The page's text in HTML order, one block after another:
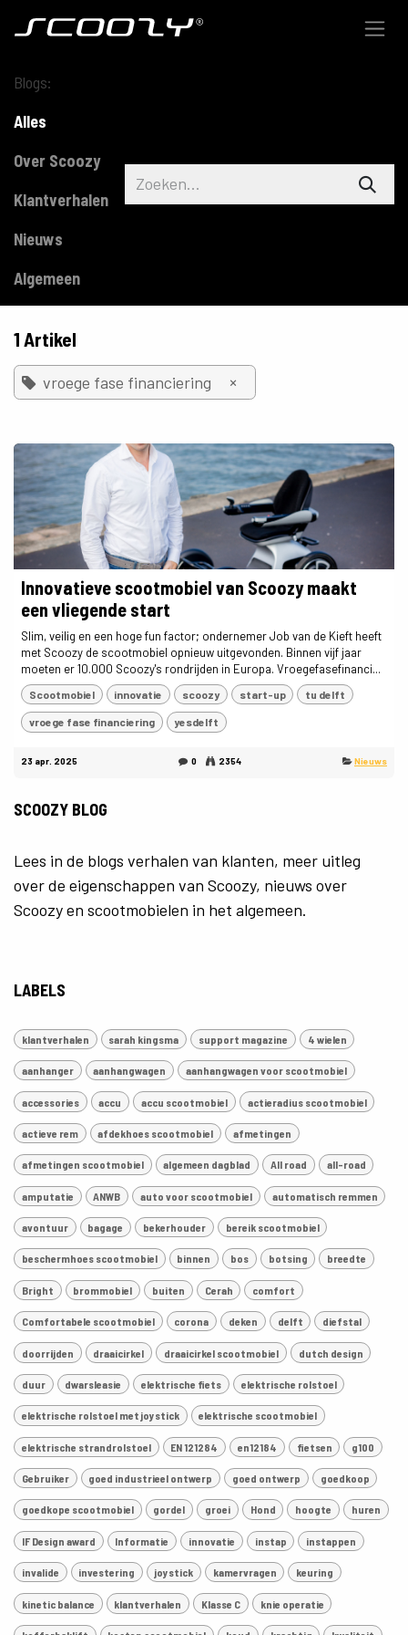
Blogs:
Alles
Over Scoozy
Klantverhalen
Nieuws
Algemeen
1 Artikel
vroege fase financiering ×
Innovatieve scootmobiel van Scoozy maakt
een vliegende start
Slim, veilig en een hoge fun factor; ondernemer Job van de Kieft heeft
met Scoozy de scootmobiel opnieuw uitgevonden. Binnen vijf jaar
moeten er 10.000 Scoozy's rondrijden in Europa. Vroegefasefinanci...
Scootmobiel innovatie scoozy start-up tu delft
vroege fase financiering yesdelft
23 apr. 2025 0 2354 Nieuws
SCOOZY BLOG
Lees in de blogs verhalen van klanten, meer uitleg
over de eigenschappen van Scoozy, nieuws over
Scoozy en scootmobielen in het algemeen.
LABELS
klantverhalen sarah kingsma support magazine 4 wielen
aanhanger aanhangwagen aanhangwagen voor scootmobiel
accessories accu accu scootmobiel actieradius scootmobiel
actieve rem afdekhoes scootmobiel afmetingen
afmetingen scootmobiel algemeen dagblad All road all-road
amputatie ANWB auto voor scootmobiel automatisch remmen
avontuur bagage bekerhouder bereik scootmobiel
beschermhoes scootmobiel binnen bos botsing breedte
Bright brommobiel buiten Cerah comfort
Comfortabele scootmobiel corona deken delft diefstal
doorrijden draaicirkel draaicirkel scootmobiel dutch design
duur dwarsleasie elektrische fiets elektrische rolstoel
elektrische rolstoel met joystick elektrische scootmobiel
elektrische strandrolstoel EN 121284 en12184 fietsen g100
Gebruiker goed industrieel ontwerp goed ontwerp goedkoop
goedkope scootmobiel gordel groei Hond hoogte huren
IF Design award Informatie innovatie instap instappen
invalide investering joystick kamervragen keuring
kinetic balance klantverhalen Klasse C knie operatie